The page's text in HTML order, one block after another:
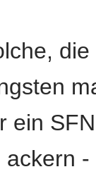
ein
ackern